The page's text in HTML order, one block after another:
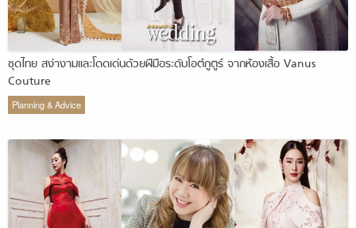
ชุดไทย สง่างามและโดดเด่นด้วยฝีมือระดับโอต์กูตูร์ จากห้องเสื้อ Vanus
Couture
Planning & Advice